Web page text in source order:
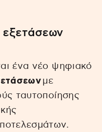
ένα νέο ψηφιακό
με
ταυτοποίησης